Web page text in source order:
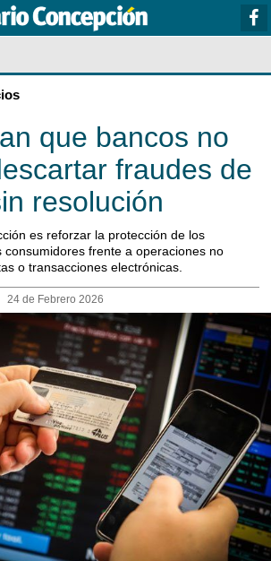
que bancos no
fraudes de
resolución
es reforzar la protección de los
consumidores frente a operaciones no
o transacciones electrónicas.
24 de Febrero 2026